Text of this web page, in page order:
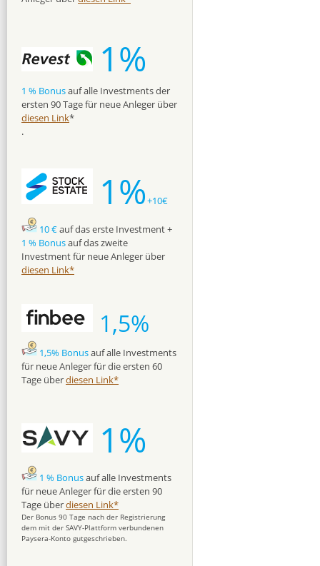
1%
1 % Bonusauf alle Investments der
ersten 90 Tage für neue Anleger über
diesen Link*
.
1%+10€
10 €auf das erste Investment +
1 % Bonusauf das zweite
Investment für neue Anleger über
diesen Link*
1,5%
1,5% Bonusauf alle Investments
für neue Anleger für die ersten 60
Tage überdiesen Link*
1%
1 % Bonusauf alle Investments
für neue Anleger für die ersten 90
Tage überdiesen Link*
Der Bonus 90 Tage nach der Registrierung
dem mit der SAVY-Plattform verbundenen
Paysera-Konto gutgeschrieben.